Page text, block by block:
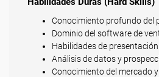
Conocimiento profundo del
Dominio del software de
Habilidades de presentación
Análisis de datos y
Conocimiento del mercado